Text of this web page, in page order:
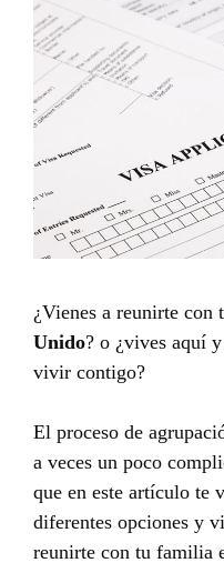
¿Vienes a reunirte con
Unido? o ¿vives aquí
vivir contigo?
El proceso de
a veces un poco
que en este artículo te
diferentes opciones y
reunirte con tu familia